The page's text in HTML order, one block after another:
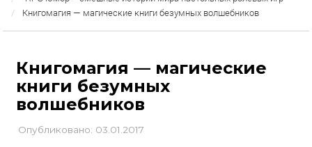
Книгомагия — магические книги безумных волшебников
Книгомагия — магические
книги безумных
волшебников
Опубликовано: 03.01.2017